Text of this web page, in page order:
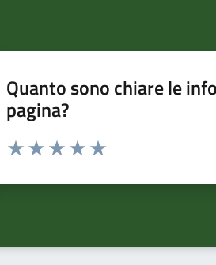
Quanto sono chiare le
pagina?
Valuta da 1 a 5 stelle la pagina